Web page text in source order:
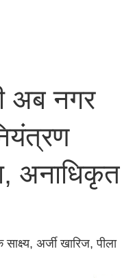
अब नगर
अनाधिकृत
अर्जी खारिज, पीला